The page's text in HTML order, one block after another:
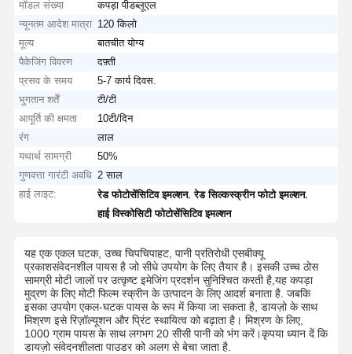
मॉडल संख्या
कपड़ा पीडब्लूएल
न्यूनतम आदेश मात्रा 120 किलो
मूल्य
बातचीत योग्य
पैकेजिंग विवरण
दफ़्ती
प्रसव के समय
5-7 कार्य दिवस.
भुगतान शर्तें
टी/टी
आपूर्ति की क्षमता
10टी/दिन
रंग
लाल
यथार्थ सामग्री
50%
गुणवत्ता गारंटी अवधि 2 साल
हाई लाइट:
रेड फोटोसेंसिटिव इमल्शन,रेड सिल्कस्क्रीन फोटो इमल्शन,
हाई विस्कोसिटी फोटोसेंसिटिव इमल्शन
यह एक एकल घटक, उच्च चिपचिपाहट, पानी प्रतिरोधी एसबीक्यू
प्रकाशसंवेदनशील पायस है जो सीधे उपयोग के लिए तैयार है। इसकी उच्च ठोस
सामग्री मोटी जालों पर उत्कृष्ट इमेजिंग प्रदर्शन सुनिश्चित करती है,यह कपड़ा
मुद्रण के लिए मोटी फिल्म स्क्रीन के उत्पादन के लिए आदर्श बनाता है. जबकि
इसका उपयोग एकल-घटक पायस के रूप में किया जा सकता है, डायज़ो के साथ
मिश्रण इसे रिज़ॉल्यूशन और प्रिंट स्थायित्व को बढ़ाता है। मिश्रण के लिए,
1000 ग्राम पायस के साथ लगभग 20 सीसी पानी को भंग करें।कृपया ध्यान दें कि
डायज़ो संवेदनशीलता पाउडर को अलग से बेचा जाता है.